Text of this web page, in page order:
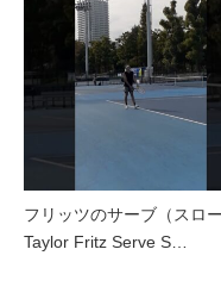
フリッツのサーブ（スロ
Taylor Fritz Serve S…